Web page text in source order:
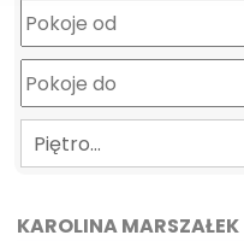
Piętro…
KAROLINA MARSZAŁEK